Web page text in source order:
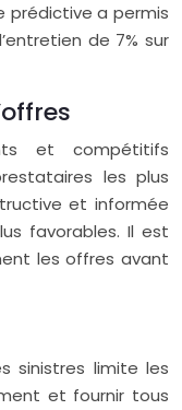
prédictive a permis
de 7% sur
et compétitifs
les plus
et informée
favorables. Il est
les offres avant
sinistres limite les
et fournir tous